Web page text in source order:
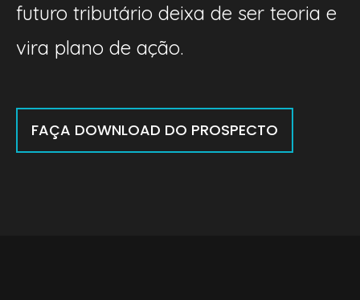
futuro tributário deixa de ser teoria e
vira plano de ação.
FAÇA DOWNLOAD DO PROSPECTO